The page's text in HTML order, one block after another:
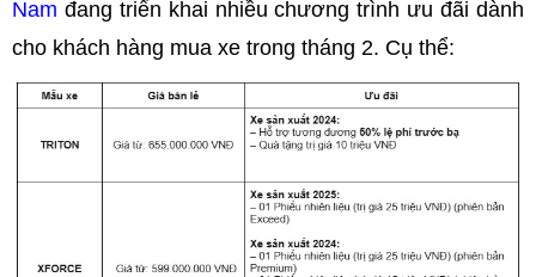
Nam đang triển khai nhiều chương trình ưu đãi dành
cho khách hàng mua xe trong tháng 2. Cụ thể: